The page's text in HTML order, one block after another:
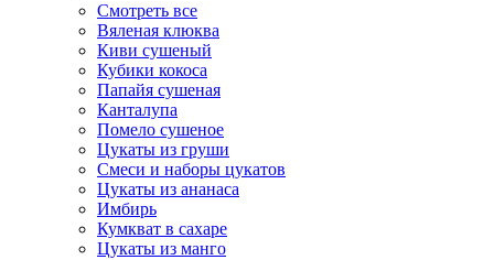
Смотреть все
Вяленая клюква
Киви сушеный
Кубики кокоса
Папайя сушеная
Канталупа
Помело сушеное
Цукаты из груши
Смеси и наборы цукатов
Цукаты из ананаса
Имбирь
Кумкват в сахаре
Цукаты из манго